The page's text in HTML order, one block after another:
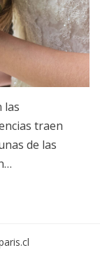
las
traen
de las